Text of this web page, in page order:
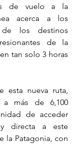
de vuelo a la
acerca a los
los destinos
de la
tan solo 3 horas
esta nueva ruta,
a más de 6,100
de acceder
directa a este
la Patagonia, con